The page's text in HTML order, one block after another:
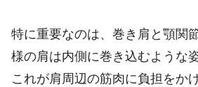
特に重要なのは、巻き肩と顎関
様の肩は内側に巻き込むような
これが肩周辺の筋肉に負担をか